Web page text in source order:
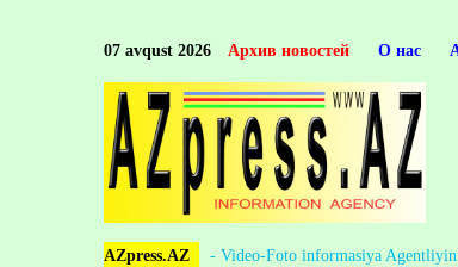
07 avqust 2026 Архив новостей О нас
AZpress.AZ - Video-Foto informasiya